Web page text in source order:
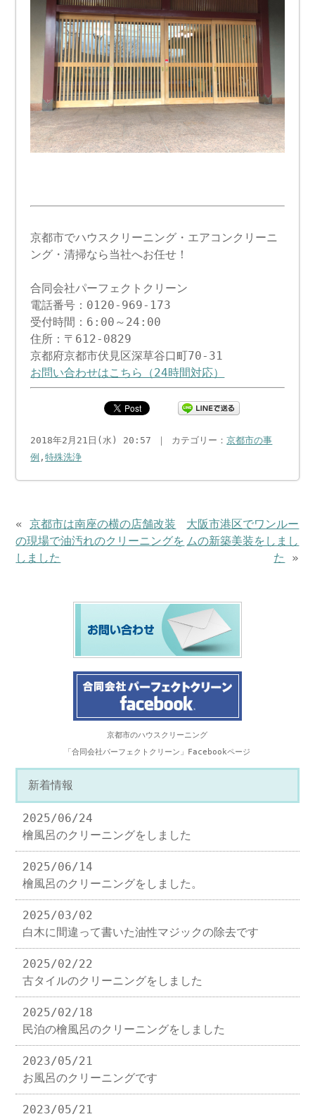
京都市でハウスクリーニング・エアコンクリーニ
ング・清掃なら当社へお任せ！
合同会社パーフェクトクリーン
電話番号：0120-969-173
受付時間：6:00～24:00
住所：〒612-0829
京都府京都市伏見区深草谷口町70-31
お問い合わせはこちら（24時間対応）
2018年2月21日(水) 20:57 ｜ カテゴリー：京都市の事
例 ,特殊洗浄
«京都市は南座の横の店舗改装
の現場で油汚れのクリーニングを
しました
大阪市港区でワンルー
ムの新築美装をしまし
た
»
京都市のハウスクリーニング
「合同会社パーフェクトクリーン」Facebookページ
新着情報
2025/06/24
檜風呂のクリーニングをしました
2025/06/14
檜風呂のクリーニングをしました。
2025/03/02
白木に間違って書いた油性マジックの除去です
2025/02/22
古タイルのクリーニングをしました
2025/02/18
民泊の檜風呂のクリーニングをしました
2023/05/21
お風呂のクリーニングです
2023/05/21